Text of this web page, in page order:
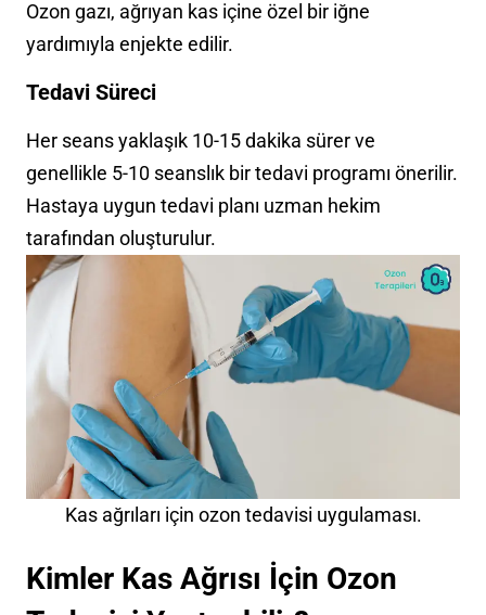
Ozon gazı, ağrıyan kas içine özel bir iğne
yardımıyla enjekte edilir.
Tedavi Süreci
Her seans yaklaşık 10-15 dakika sürer ve
genellikle 5-10 seanslık bir tedavi programı önerilir.
Hastaya uygun tedavi planı uzman hekim
tarafından oluşturulur.
Kas ağrıları için ozon tedavisi uygulaması.
Kimler Kas Ağrısı İçin Ozon